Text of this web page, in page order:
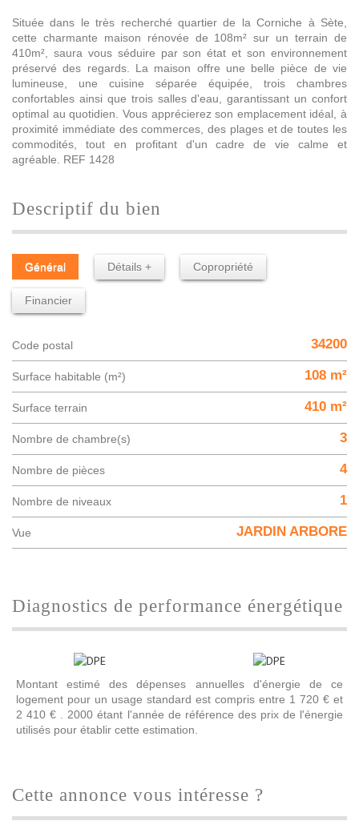
Située dans le très recherché quartier de la Corniche à Sète,
cette charmante maison rénovée de 108m² sur un terrain de
410m², saura vous séduire par son état et son environnement
préservé des regards. La maison offre une belle pièce de vie
lumineuse, une cuisine séparée équipée, trois chambres
confortables ainsi que trois salles d'eau, garantissant un confort
optimal au quotidien. Vous apprécierez son emplacement idéal, à
proximité immédiate des commerces, des plages et de toutes les
commodités, tout en profitant d'un cadre de vie calme et
agréable. REF 1428
descriptif du bien
Général Détails + Copropriété
Financier
Code postal 34200
Surface habitable (m²) 108 m²
surface terrain 410 m²
Nombre de chambre(s) 3
Nombre de pièces 4
Nombre de niveaux 1
Vue JARDIN ARBORE
diagnostics de performance énergétique
Montant estimé des dépenses annuelles d'énergie de ce
logement pour un usage standard est compris entre 1 720 € et
2 410 € . 2000 étant l'année de référence des prix de l'énergie
utilisés pour établir cette estimation.
cette annonce vous intéresse ?